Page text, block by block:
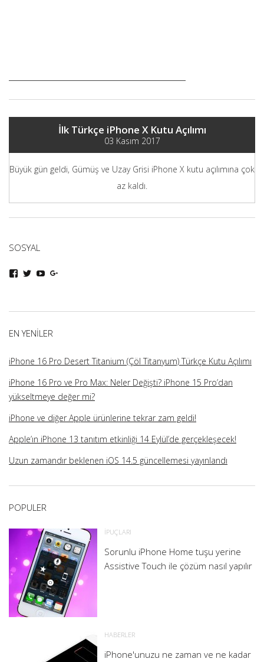
İlk Türkçe iPhone X Kutu Açılımı
03 Kasım 2017
Büyük gün geldi, Gümüş ve Uzay Grisi iPhone X kutu açılımına çok
az kaldı.
SOSYAL
iphoneturka
profilini
iphoneturka
profilini
iphoneturka
profiliniprofilini
EN YENILER
iPhone 16 Pro Desert Titanium (Çöl Titanyum) Türkçe Kutu Açılımı
iPhone 16 Pro ve Pro Max: Neler Değişti? iPhone 15 Pro’dan
yükseltmeye değer mi?
iPhone ve diğer Apple ürünlerine tekrar zam geldi!
Apple’ın iPhone 13 tanıtım etkinliği 14 Eylül’de gerçekleşecek!
Uzun zamandır beklenen iOS 14.5 güncellemesi yayınlandı
POPULER
İPUÇLARI
Sorunlu iPhone Home tuşu yerine
Assistive Touch ile çözüm nasıl yapılır
HABERLER
iPhone'unuzu ne zaman ve ne kadar